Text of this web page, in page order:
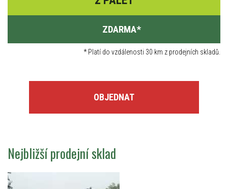
ZDARMA*
*Platí do vzdálenosti 30 km z prodejních skladů.
OBJEDNAT
Nejbližší prodejní sklad